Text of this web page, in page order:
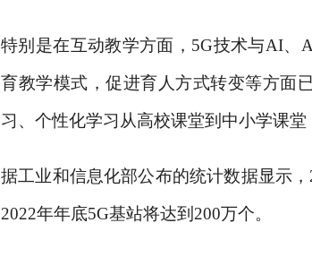
特别是在互动教学方面， 5G技术与AI、
育教学模式，促进育人方式转变等方面
习、个性化学习从高校课堂到中小学课堂
据工业和信息化部公布的统计数据显示，
2022年年底5G基站将达到200万个。